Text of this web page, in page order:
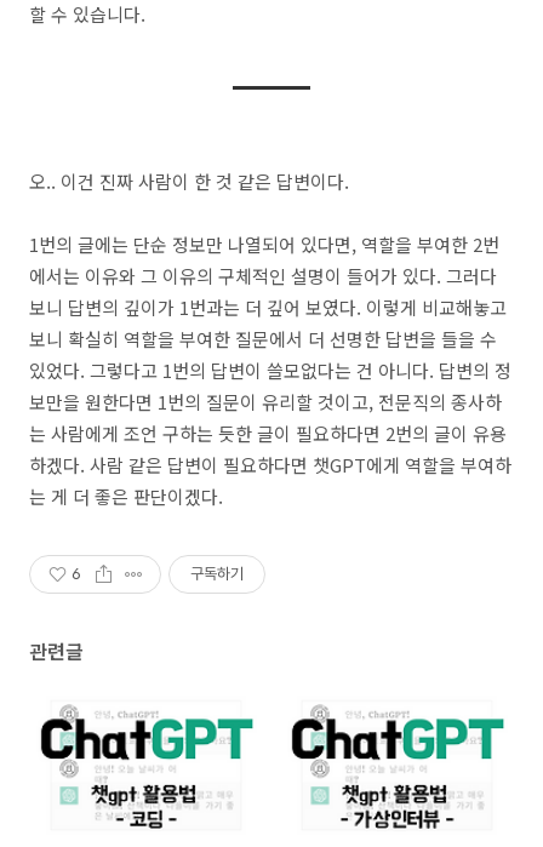
할 수 있습니다.
오.. 이건 진짜 사람이 한 것 같은 답변이다.
1번의 글에는 단순 정보만 나열되어 있다면, 역할을 부여한 2번
에서는 이유와 그 이유의 구체적인 설명이 들어가 있다. 그러다
보니 답변의 깊이가 1번과는 더 깊어 보였다. 이렇게 비교해놓고
보니 확실히 역할을 부여한 질문에서 더 선명한 답변을 들을 수
있었다. 그렇다고 1번의 답변이 쓸모없다는 건 아니다. 답변의 정
보만을 원한다면 1번의 질문이 유리할 것이고, 전문직의 종사하
는 사람에게 조언 구하는 듯한 글이 필요하다면 2번의 글이 유용
하겠다. 사람 같은 답변이 필요하다면 챗GPT에게 역할을 부여하
는 게 더 좋은 판단이겠다.
6 구독하기
관련글